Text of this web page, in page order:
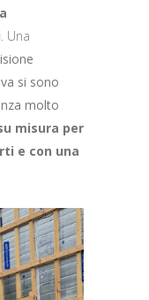
. Una
si sono
molto
misura per
e con una